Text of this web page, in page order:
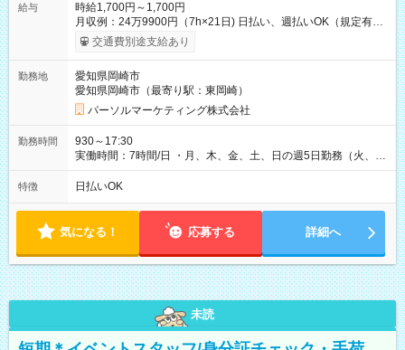
給与
時給1,700円～1,700円
月収例：24万9900円（7h×21日) 日払い、週払いOK（規定有
り） 【試用期間】試用期間なし
交通費別途支給あり
勤務地
愛知県岡崎市
愛知県岡崎市（最寄り駅：東岡崎）
パーソルマーケティング株式会社
勤務時間
930～17:30
実働時間：7時間/日 ・月、木、金、土、日の週5日勤務（火、水
は固定休です／夏季、年末年始等、長期休暇有り！） ・ワンシ
フト！ 残業ほぼナシ（0～5h/月）
特徴 日払いOK
気になる！ 応募する 詳細へ
未読